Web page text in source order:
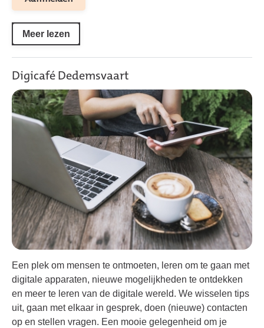
Meer lezen
Digicafé Dedemsvaart
Een plek om mensen te ontmoeten, leren om te gaan met
digitale apparaten, nieuwe mogelijkheden te ontdekken
en meer te leren van de digitale wereld. We wisselen tips
uit, gaan met elkaar in gesprek, doen (nieuwe) contacten
op en stellen vragen. Een mooie gelegenheid om je